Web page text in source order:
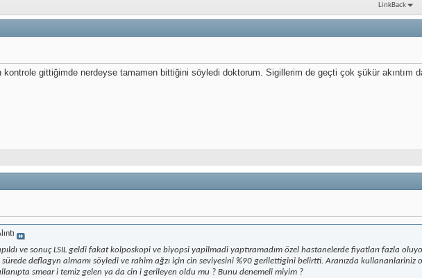
LinkBack
kontrole gittiğimde nerdeyse tamamen bittiğini söyledi doktorum. Sigillerim de geçti çok şükür akıntım
ve sonuç LSIL geldi fakat kolposkopi ve biyopsi yapilmadi yaptıramadım özel hastanelerde fiyatları fazla
deflagyn almamı söyledi ve rahim ağzı için cin seviyesini %90 gerilettigini belirtti. Aranızda kullananlariniz
smear i temiz gelen ya da cin i gerileyen oldu mu ? Bunu denemeli miyim ?